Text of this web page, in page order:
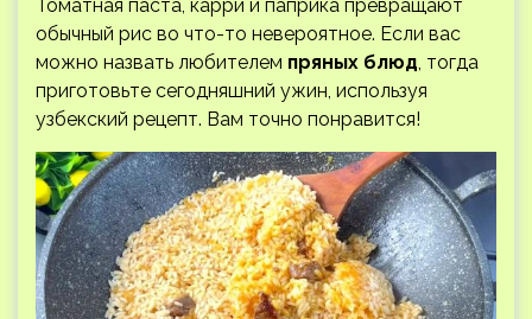
Томатная паста, карри и паприка превращают
обычный рис во что-то невероятное. Если вас
можно назвать любителем пряных блюд, тогда
приготовьте сегодняшний ужин, используя
узбекский рецепт. Вам точно понравится!